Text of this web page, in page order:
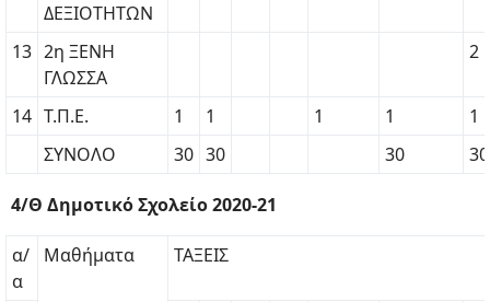
ΔΕΞΙΟΤΗΤΩΝ
13 2η ΞΕΝΗ
ΓΛΩΣΣΑ
2
14 Τ.Π.Ε. 1 1 1 1
1
ΣΥΝΟΛΟ
30 30 30 30
4/Θ Δημοτικό Σχολείο 2020-21
α/
α
Μαθήματα ΤΑΞΕΙΣ